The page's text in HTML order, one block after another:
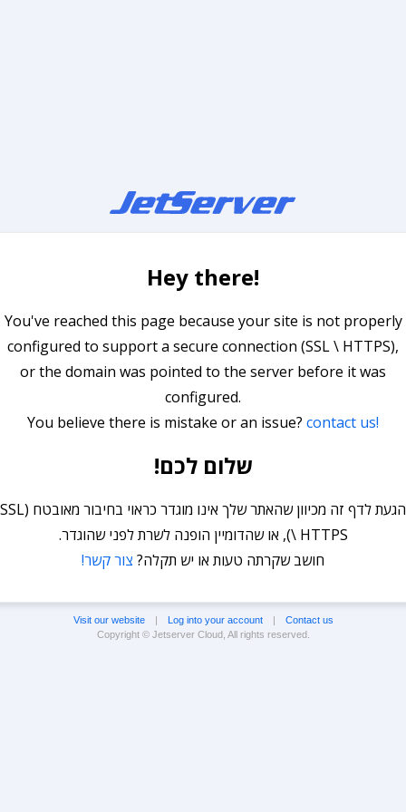
Hey there!
You've reached this page because your site is not properly
configured to support a secure connection (SSL \ HTTPS),
or the domain was pointed to the server before it was
configured.
You believe there is mistake or an issue? contact us!
שלום לכם!
הגעת לדף זה מכיוון שהאתר שלך אינו מוגדר כראוי בחיבור מאובטח (SSL
\ HTTPS), או שהדומיין הופנה לשרת לפני שהוגדר.
חושב שקרתה טעות או יש תקלה? צור קשר!
Visit our website Log into your account
Contact us
Copyright © Jetserver Cloud, All rights reserved.